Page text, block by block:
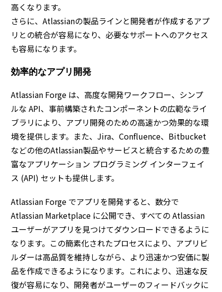
高くなります。
さらに、Atlassianの製品ラインと開発者が作成するアプ
リとの統合が容易になり、必要なサポートへのアクセス
も容易になります。
効率的なアプリ開発
Atlassian Forge は、高度な開発ワークフロー、シンプ
ルな API、事前構築されたコンポーネントの広範なライ
ブラリにより、アプリ開発のための高速かつ効果的な環
境を提供します。また、Jira、Confluence、Bitbucket
などの他のAtlassian製品やサービスと統合するための豊
富なアプリケーション プログラミング インターフェイ
ス (API) セットも提供します。
Atlassian Forge でアプリを開発すると、数分で
Atlassian Marketplace に公開でき、すべての Atlassian
ユーザーがアプリを見つけてダウンロードできるように
なります。この簡素化されたプロセスにより、アプリビ
ルダーは高品質を維持しながら、より迅速かつ安価に製
品を作成できるようになります。これにより、迅速な反
復が容易になり、開発者がユーザーのフィードバックに